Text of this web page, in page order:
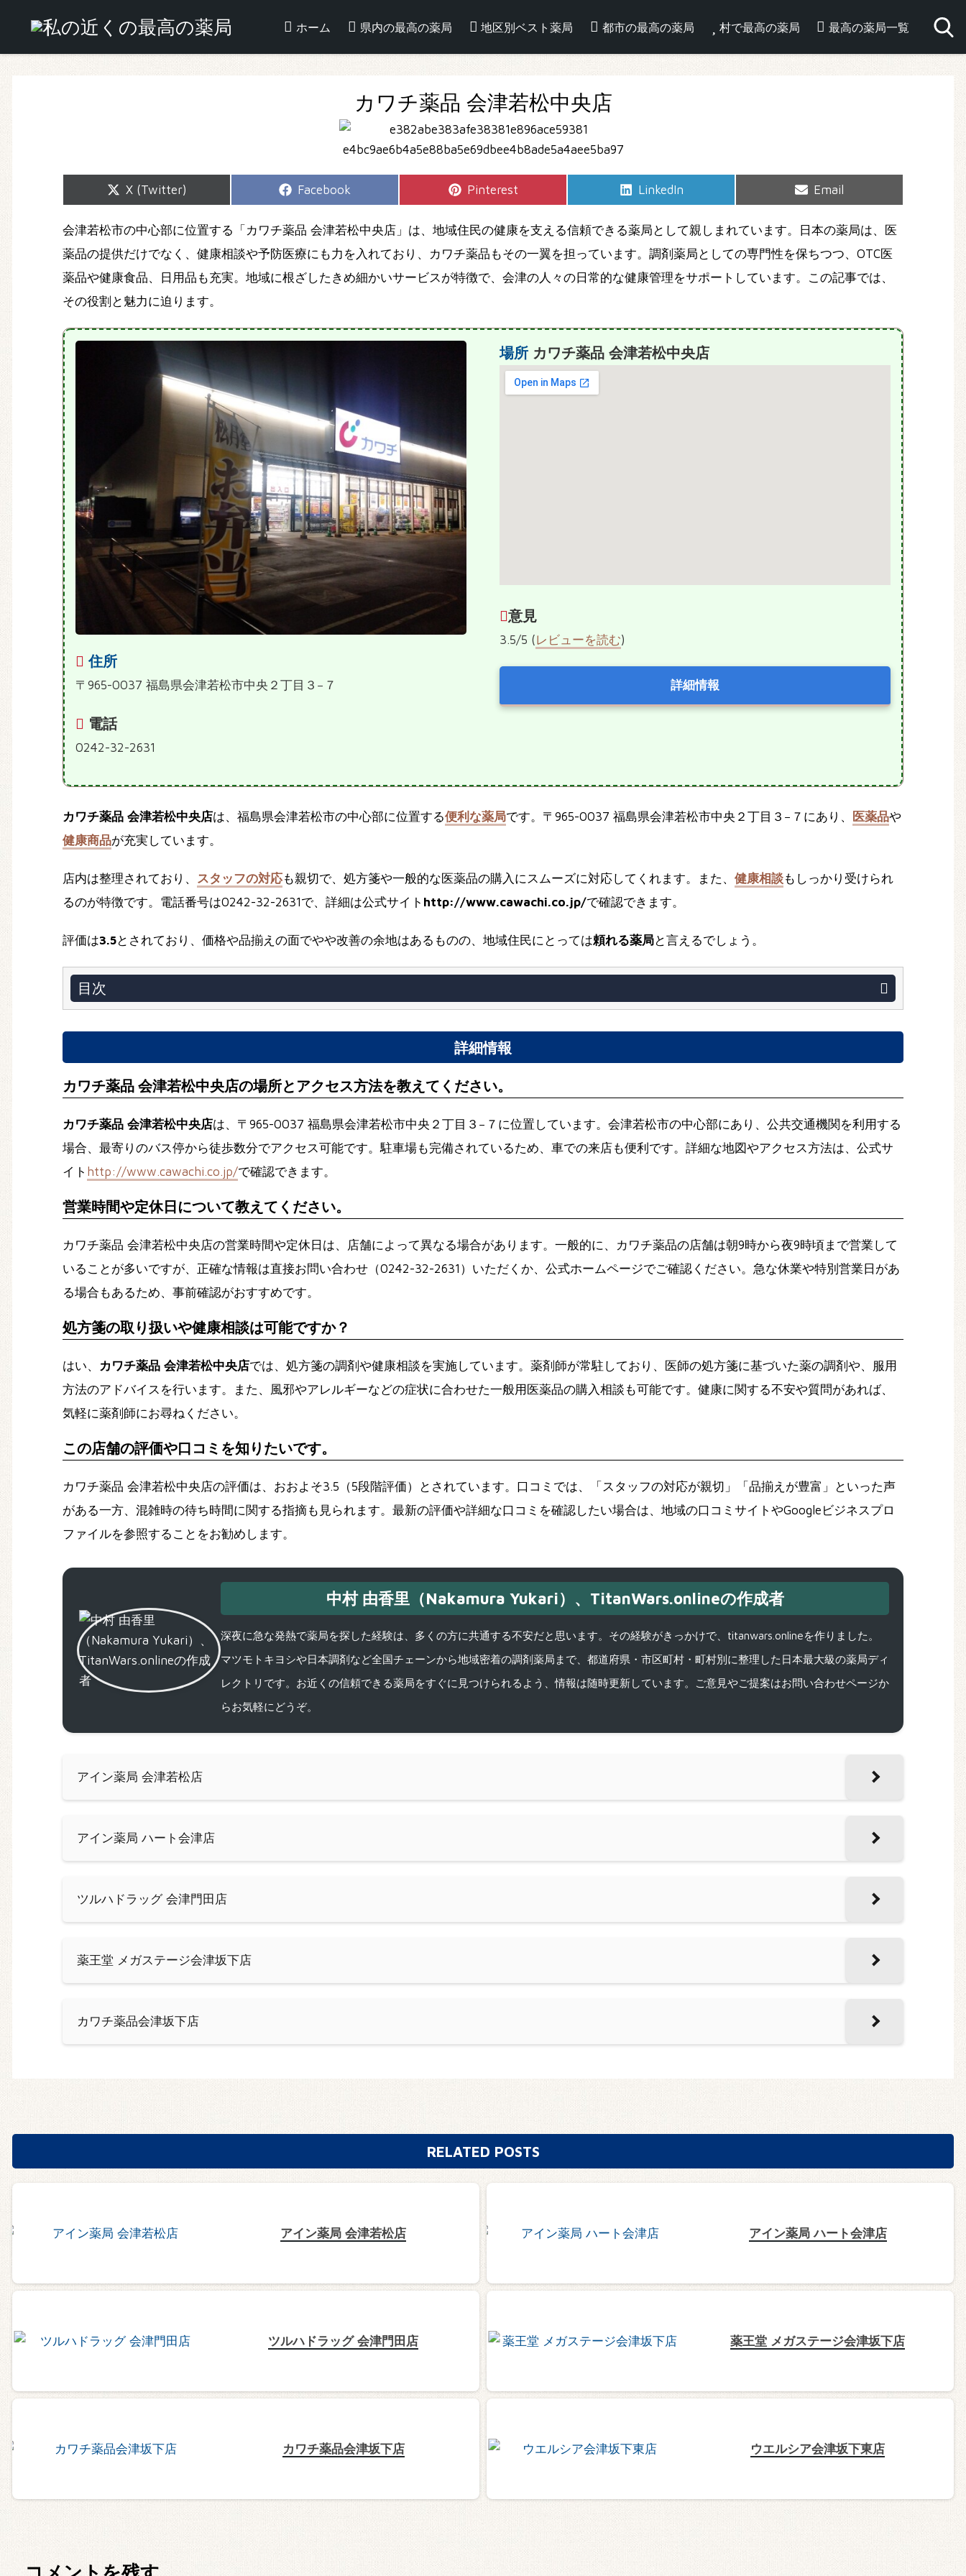
ホーム 県内の最高の薬局 地区別ベスト薬局 都市の最高の薬局 村で最高の薬局 最高の薬局一覧
カワチ薬品 会津若松中央店
Share
X (Twitter)
Share
Facebook
Share
Pinterest
Share
LinkedIn
Share
Email
会津若松市の中心部に位置する「カワチ薬品 会津若松中央店」は、地域住民の健康を支える信頼できる薬局として親しまれています。日本の薬局は、医
薬品の提供だけでなく、健康相談や予防医療にも力を入れており、カワチ薬品もその一翼を担っています。調剤薬局としての専門性を保ちつつ、OTC医
薬品や健康食品、日用品も充実。地域に根ざしたきめ細かいサービスが特徴で、会津の人々の日常的な健康管理をサポートしています。この記事では、
その役割と魅力に迫ります。
住所
〒965-0037 福島県会津若松市中央２丁目３−７
電話
0242-32-2631
場所カワチ薬品 会津若松中央店
意見
3.5/5 (レビューを読む)
詳細情報
カワチ薬品 会津若松中央店は、福島県会津若松市の中心部に位置する便利な薬局です。〒965-0037 福島県会津若松市中央２丁目３−７にあり、 医薬品や
健康商品が充実しています。
店内は整理されており、 スタッフの対応も親切で、処方箋や一般的な医薬品の購入にスムーズに対応してくれます。また、 健康相談もしっかり受けられ
るのが特徴です。電話番号は0242-32-2631で、詳細は公式サイト http://www.cawachi.co.jp/で確認できます。
評価は3.5とされており、価格や品揃えの面でやや改善の余地はあるものの、地域住民にとっては頼れる薬局と言えるでしょう。
目次
詳細情報
カワチ薬品 会津若松中央店の場所とアクセス方法を教えてください。
カワチ薬品 会津若松中央店は、〒965-0037 福島県会津若松市中央２丁目３−７に位置しています。会津若松市の中心部にあり、公共交通機関を利用する
場合、最寄りのバス停から徒歩数分でアクセス可能です。駐車場も完備されているため、車での来店も便利です。詳細な地図やアクセス方法は、公式サ
イト http://www.cawachi.co.jp/で確認できます。
営業時間や定休日について教えてください。
カワチ薬品 会津若松中央店の営業時間や定休日は、店舗によって異なる場合があります。一般的に、カワチ薬品の店舗は朝9時から夜9時頃まで営業して
いることが多いですが、正確な情報は直接お問い合わせ（0242-32-2631）いただくか、公式ホームページでご確認ください。急な休業や特別営業日があ
る場合もあるため、事前確認がおすすめです。
処方箋の取り扱いや健康相談は可能ですか？
はい、 カワチ薬品 会津若松中央店では、処方箋の調剤や健康相談を実施しています。薬剤師が常駐しており、医師の処方箋に基づいた薬の調剤や、服用
方法のアドバイスを行います。また、風邪やアレルギーなどの症状に合わせた一般用医薬品の購入相談も可能です。健康に関する不安や質問があれば、
気軽に薬剤師にお尋ねください。
この店舗の評価や口コミを知りたいです。
カワチ薬品 会津若松中央店の評価は、おおよそ3.5（5段階評価）とされています。口コミでは、「スタッフの対応が親切」「品揃えが豊富」といった声
がある一方、混雑時の待ち時間に関する指摘も見られます。最新の評価や詳細な口コミを確認したい場合は、地域の口コミサイトやGoogleビジネスプロ
ファイルを参照することをお勧めします。
中村 由香里（Nakamura Yukari）、TitanWars.onlineの作成者
深夜に急な発熱で薬局を探した経験は、多くの方に共通する不安だと思います。その経験がきっかけで、titanwars.onlineを作りました。
マツモトキヨシや日本調剤など全国チェーンから地域密着の調剤薬局まで、都道府県・市区町村・町村別に整理した日本最大級の薬局ディ
レクトリです。お近くの信頼できる薬局をすぐに見つけられるよう、情報は随時更新しています。ご意見やご提案はお問い合わせページか
らお気軽にどうぞ。
アイン薬局 会津若松店
アイン薬局 ハート会津店
ツルハドラッグ 会津門田店
薬王堂 メガステージ会津坂下店
カワチ薬品会津坂下店
RELATED POSTS
アイン薬局 会津若松店 アイン薬局 ハート会津店
ツルハドラッグ 会津門田店 薬王堂 メガステージ会津坂下店
カワチ薬品会津坂下店 ウエルシア会津坂下東店